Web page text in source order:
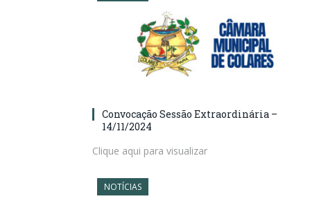
Convocação Sessão Extraordinária –
14/11/2024
Clique aqui para visualizar
NOTÍCIAS